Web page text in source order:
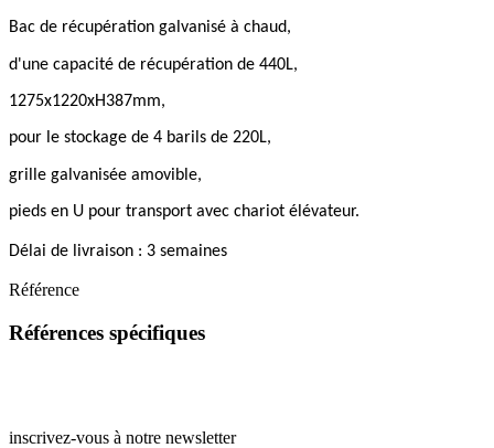
Bac de récupération galvanisé à chaud,
d'une capacité de récupération de 440L,
1275x1220xH387mm,
pour le stockage de 4 barils de 220L,
grille galvanisée amovible,
pieds en U pour transport avec chariot élévateur.
Délai de livraison : 3 semaines
Référence
Références spécifiques
inscrivez-vous à notre newsletter